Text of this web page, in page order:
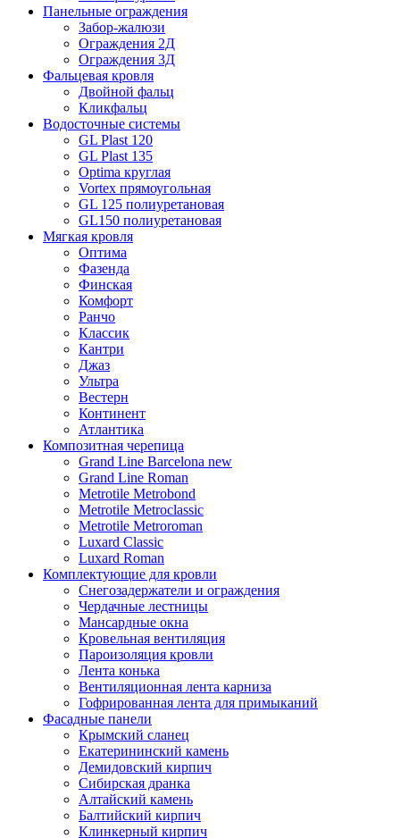
Панельные ограждения
Забор-жалюзи
Ограждения 2Д
Ограждения 3Д
Фальцевая кровля
Двойной фальц
Кликфальц
Водосточные системы
GL Plast 120
GL Plast 135
Optima круглая
Vortex прямоугольная
GL 125 полиуретановая
GL150 полиуретановая
Мягкая кровля
Оптима
Фазенда
Финская
Комфорт
Ранчо
Классик
Кантри
Джаз
Ультра
Вестерн
Континент
Атлантика
Композитная черепица
Grand Line Barcelona new
Grand Line Roman
Metrotile Metrobond
Metrotile Metroclassic
Metrotile Metroroman
Luxard Classic
Luxard Roman
Комплектующие для кровли
Снегозадержатели и ограждения
Чердачные лестницы
Мансардные окна
Кровельная вентиляция
Пароизоляция кровли
Лента конька
Вентиляционная лента карниза
Гофрированная лента для примыканий
Фасадные панели
Крымский сланец
Екатерининский камень
Демидовский кирпич
Сибирская дранка
Алтайский камень
Балтийский кирпич
Клинкерный кирпич